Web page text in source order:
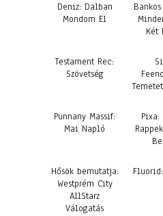
Deniz: Dalban
Mondom El
Két
Testament Rec:
Szövetség
Punnany Massif:
Mai Napló
Pixa:
Hősök bemutatja:
Westprém City
AllStarz
Válogatás